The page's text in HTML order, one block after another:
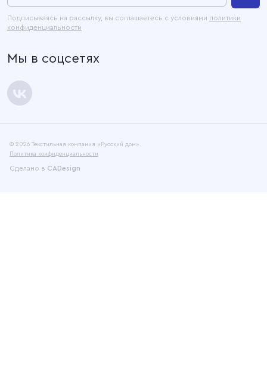
Контакты
Карта сайта
Подписываясь на рассылку, вы соглашаетесь с условиями политики
конфиденциальности
Мы в соцсетях
© 2026 Текстильная компания «Русский дом».
Политика конфиденциальности
Сделано в CADesign